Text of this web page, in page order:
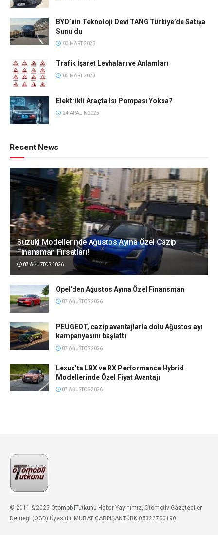
BYD’nin Teknoloji Devi TANG Türkiye’de Satışa
Sunuldu
03 MART 2025
Trafik İşaret Levhaları ve Anlamları
05 MART 2023
Elektrikli Araçta Isı Pompası Yoksa?
24 ARALIK 2025
Recent News
Suzuki Modellerinde Ağustos Ayına Özel Cazip
Finansman Fırsatları!
07 AĞUSTOS 2026
Opel’den Ağustos Ayına Özel Finansman
07 AĞUSTOS 2026
PEUGEOT, cazip avantajlarla dolu Ağustos ayı
kampanyasını başlattı
07 AĞUSTOS 2026
Lexus’ta LBX ve RX Performance Hybrid
Modellerinde Özel Fiyat Avantajı
07 AĞUSTOS 2026
© 2011 & 2025 OtomobilTutkunu Haber Yayınımız, Otomotiv Gazeteciler
Derneği (OGD) Üyesidir. MURAT ÇARPIŞANTÜRK 05322700190